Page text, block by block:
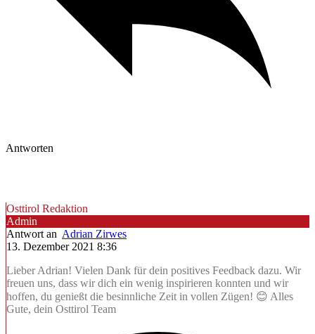
Antworten
Osttirol Redaktion
Admin
Antwort an Adrian Zirwes
13. Dezember 2021 8:36
Lieber Adrian! Vielen Dank für dein positives Feedback dazu. Wir
freuen uns, dass wir dich ein wenig inspirieren konnten und wir
hoffen, du genießt die besinnliche Zeit in vollen Zügen! 😊 Alles
Gute, dein Osttirol Team